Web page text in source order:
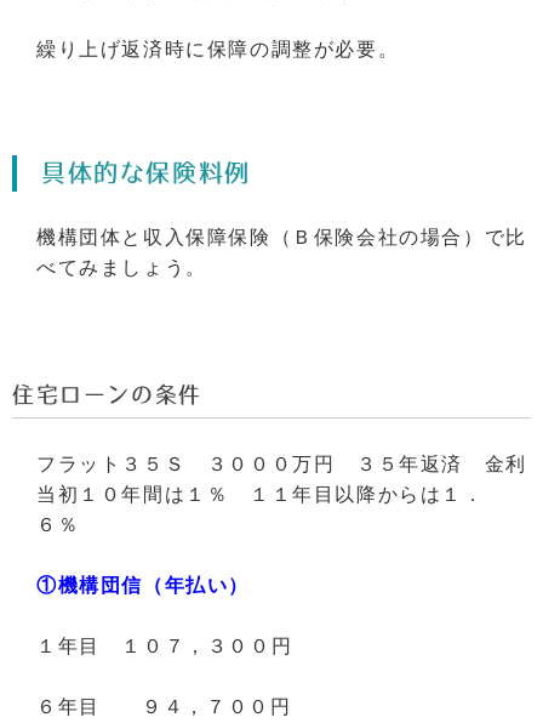
繰り上げ返済時に保障の調整が必要。
具体的な保険料例
機構団体と収入保障保険（Ｂ保険会社の場合）で比
べてみましょう。
住宅ローンの条件
フラット３５Ｓ ３０００万円 ３５年返済 金利
当初１０年間は１％ １１年目以降からは１．
６％
①機構団信（年払い）
１年目 １０７，３００円
６年目 ９４，７００円